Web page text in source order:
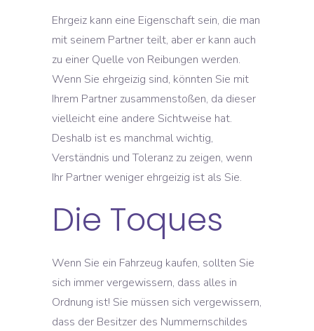
Ehrgeiz kann eine Eigenschaft sein, die man
mit seinem Partner teilt, aber er kann auch
zu einer Quelle von Reibungen werden.
Wenn Sie ehrgeizig sind, könnten Sie mit
Ihrem Partner zusammenstoßen, da dieser
vielleicht eine andere Sichtweise hat.
Deshalb ist es manchmal wichtig,
Verständnis und Toleranz zu zeigen, wenn
Ihr Partner weniger ehrgeizig ist als Sie.
Die Toques
Wenn Sie ein Fahrzeug kaufen, sollten Sie
sich immer vergewissern, dass alles in
Ordnung ist! Sie müssen sich vergewissern,
dass der Besitzer des Nummernschildes